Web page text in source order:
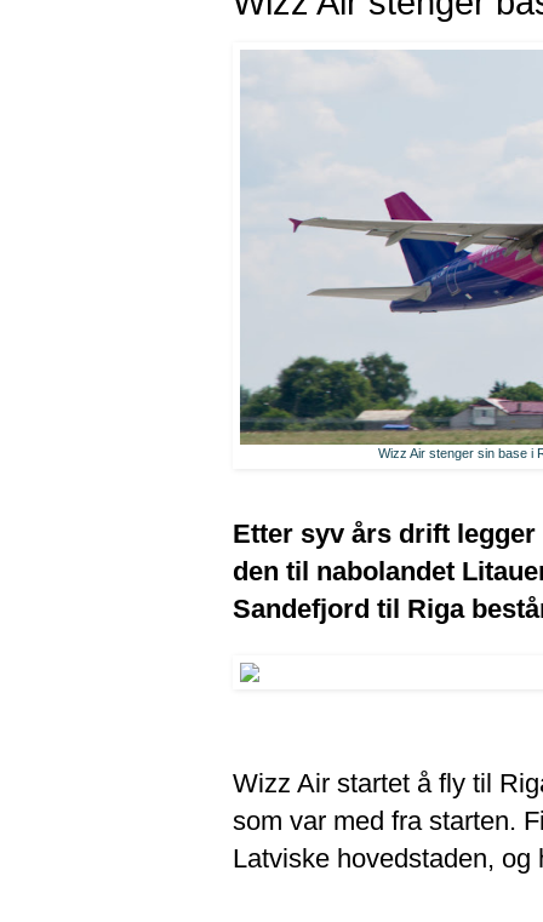
Wizz Air stenger sin base i
Etter syv års drift
den til nabolandet
Sandefjord til Riga
Wizz Air startet å fly til
som var med fra starten.
Latviske hovedstaden,